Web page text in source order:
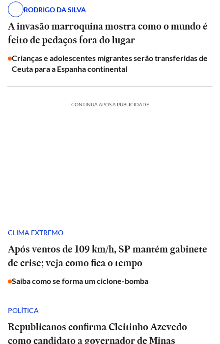
RODRIGO DA SILVA
A invasão marroquina mostra como o mundo é
feito de pedaços fora do lugar
Crianças e adolescentes migrantes serão transferidas de
Ceuta para a Espanha continental
CONTINUA APÓS A PUBLICIDADE
CLIMA EXTREMO
Após ventos de 109 km/h, SP mantém gabinete
de crise; veja como fica o tempo
Saiba como se forma um ciclone-bomba
POLÍTICA
Republicanos confirma Cleitinho Azevedo
como candidato a governador de Minas